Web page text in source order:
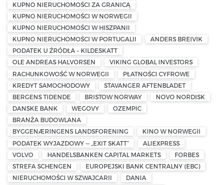
KUPNO NIERUCHOMOŚCI ZA GRANICĄ
KUPNO NIERUCHOMOŚCI W NORWEGII
KUPNO NIERUCHOMOŚCI W HISZPANII
KUPNO NIERUCHOMOŚCI W PORTUGALII
ANDERS BREIVIK
PODATEK U ŹRÓDŁA – KILDESKATT
OLE ANDREAS HALVORSEN
VIKING GLOBAL INVESTORS
RACHUNKOWOŚĆ W NORWEGII
PŁATNOŚCI CYFROWE
KREDYT SAMOCHODOWY
STAVANGER AFTENBLADET
BERGENS TIDENDE
BRISTOW NORWAY
NOVO NORDISK
DANSKE BANK
WEGOVY
OZEMPIC
BRANŻA BUDOWLANA
BYGGENÆRINGENS LANDSFORENING
KINO W NORWEGII
PODATEK WYJAZDOWY — „EXIT SKATT”
ALIEXPRESS
VOLVO
HANDELSBANKEN CAPITAL MARKETS
FORBES
STREFA SCHENGEN
EUROPEJSKI BANK CENTRALNY (EBC)
NIERUCHOMOŚCI W SZWAJCARII
DANIA